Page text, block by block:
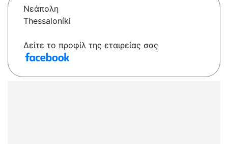
Νεάπολη
Thessaloníki
Δείτε το προφίλ της εταιρείας σας